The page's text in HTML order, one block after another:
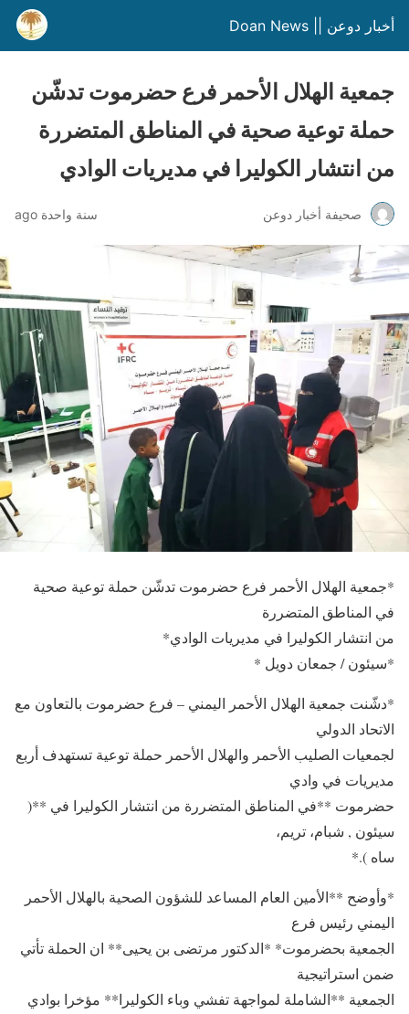
أخبار دوعن || Doan News
جمعية الهلال الأحمر فرع حضرموت تدشّن
حملة توعية صحية في المناطق المتضررة
من انتشار الكوليرا في مديريات الوادي
صحيفة أخبار دوعن سنة واحدة ago
*جمعية الهلال الأحمر فرع حضرموت تدشّن حملة توعية صحية
في المناطق المتضررة
من انتشار الكوليرا في مديريات الوادي*
*سيئون / جمعان دويل *
*دشّنت جمعية الهلال الأحمر اليمني – فرع حضرموت بالتعاون مع
الاتحاد الدولي
لجمعيات الصليب الأحمر والهلال الأحمر حملة توعية تستهدف أربع
مديريات في وادي
حضرموت **في المناطق المتضررة من انتشار الكوليرا في **(
سيئون , شبام، تريم،
ساه ).*
*وأوضح **الأمين العام المساعد للشؤون الصحية بالهلال الأحمر
اليمني رئيس فرع
الجمعية بحضرموت* *الدكتور مرتضى بن يحيى** ان الحملة تأتي
ضمن استراتيجية
الجمعية **الشاملة لمواجهة تفشي وباء الكوليرا** مؤخرا بوادي